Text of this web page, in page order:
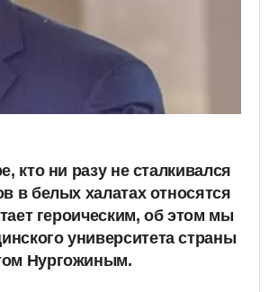
кто ни разу не сталкивался
в белых халатах относятся
героическим, об этом мы
университета страны
Нургожиным.